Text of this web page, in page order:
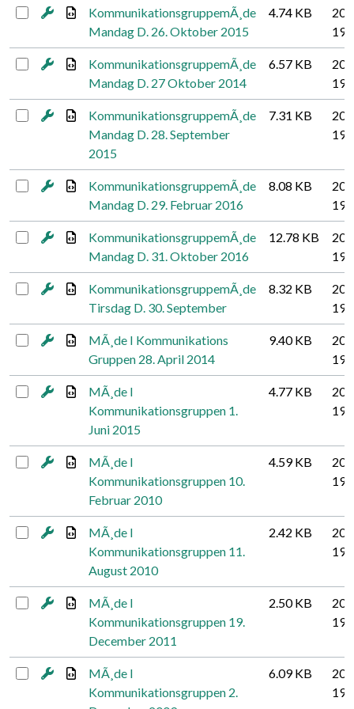
KommunikationsgruppemÃ¸de
Mandag D. 26. Oktober 2015
4.74 KB
19
KommunikationsgruppemÃ¸de
Mandag D. 27 Oktober 2014
6.57 KB
19
KommunikationsgruppemÃ¸de
Mandag D. 28. September
2015
7.31 KB
19
KommunikationsgruppemÃ¸de
Mandag D. 29. Februar 2016
8.08 KB
19
KommunikationsgruppemÃ¸de
Mandag D. 31. Oktober 2016
12.78 KB
19
KommunikationsgruppemÃ¸de
Tirsdag D. 30. September
8.32 KB
19
MÃ¸de I Kommunikations
Gruppen 28. April 2014
9.40 KB
19
MÃ¸de I
Kommunikationsgruppen 1.
Juni 2015
4.77 KB
19
MÃ¸de I
Kommunikationsgruppen 10.
Februar 2010
4.59 KB
19
MÃ¸de I
Kommunikationsgruppen 11.
August 2010
2.42 KB
19
MÃ¸de I
Kommunikationsgruppen 19.
December 2011
2.50 KB
19
MÃ¸de I
Kommunikationsgruppen 2.
6.09 KB
19